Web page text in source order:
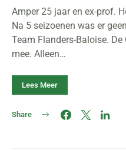
Amper 25 jaar en ex-prof.
Na 5 seizoenen was er
Team Flanders-Baloise.
mee. Alleen…
Lees Meer
Share